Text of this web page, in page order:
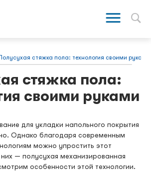
Полусухая стяжка пола: технология своими руками
стяжка пола:
своими руками
для укладки напольного покрытия
Однако благодаря современным
можно упростить этот
— полусухая механизированная
особенности этой технологии.